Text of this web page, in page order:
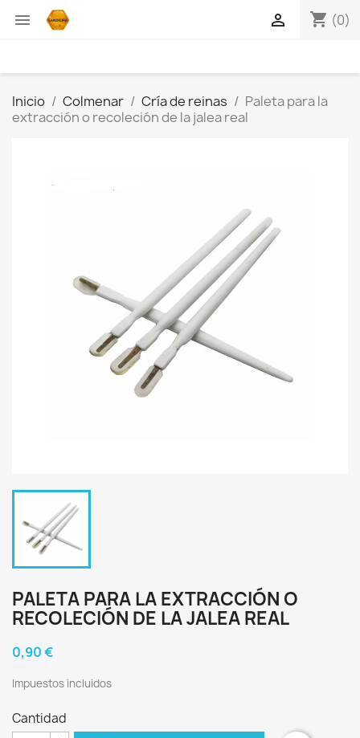
 shopping_cart (0)

Inicio Colmenar Cría de reinas
Paleta para la
extracción o recoleción de la jalea real
PALETA PARA LA EXTRACCIÓN O
RECOLECIÓN DE LA JALEA REAL
0,90 €
Impuestos incluidos
Cantidad